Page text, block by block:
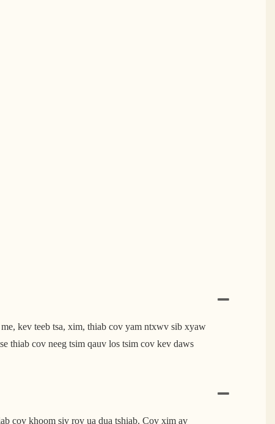
kev teeb tsa, xim, thiab cov yam ntxwv sib xyaw
thiab cov neeg tsim qauv los tsim cov kev daws
cov khoom siv rov ua dua tshiab. Cov xim av